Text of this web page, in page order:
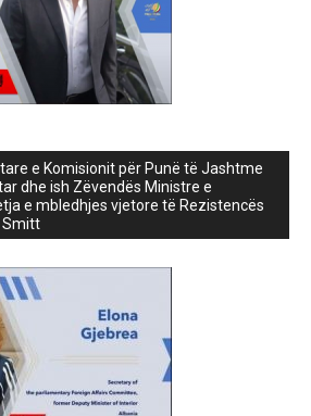
e Komisionit për Punë të Jashtme
dhe ish Zëvendës Ministre e
e mbledhjes vjetore të Rezistencës
Smitt